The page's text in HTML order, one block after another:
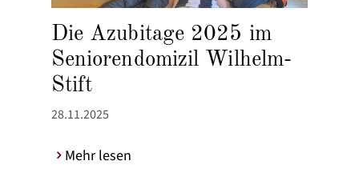
Die Azubitage 2025 im
Seniorendomizil Wilhelm-
Stift
28.11.2025
Mehr lesen